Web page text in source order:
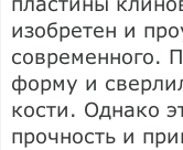
изобретен и
современного.
форму и
кости. Однако
прочность и